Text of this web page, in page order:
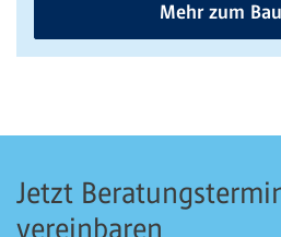
Mehr zum
Jetzt
vereinbaren